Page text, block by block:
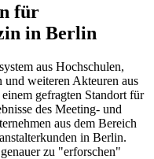
für
in Berlin
aus Hochschulen,
und weiteren Akteuren aus
gefragten Standort für
des Meeting- und
aus dem Bereich
in Berlin.
zu "erforschen"